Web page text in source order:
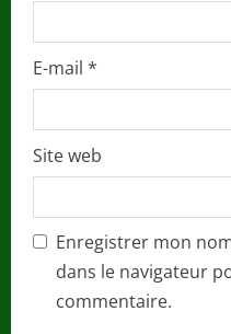
E-mail *
Site web
Enregistrer mon
dans le navigateur
commentaire.